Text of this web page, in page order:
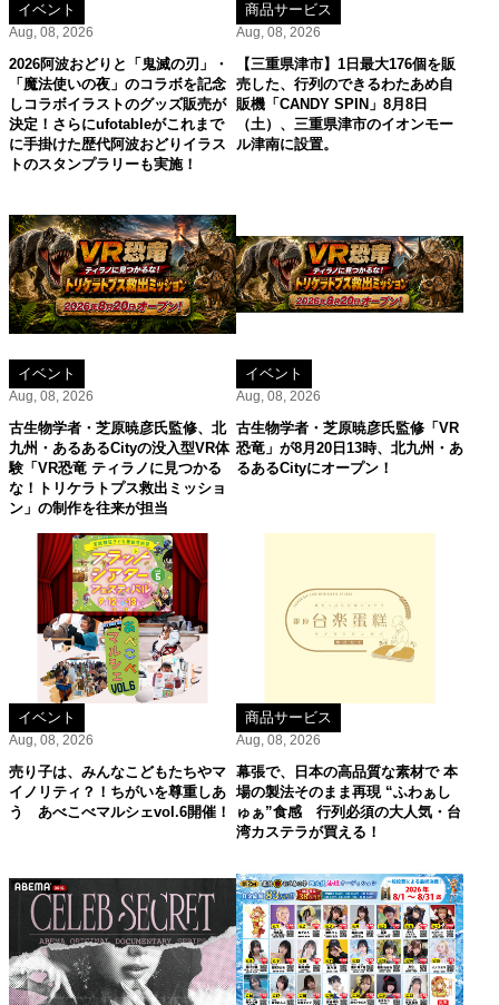
イベント
Aug, 08, 2026
2026阿波おどりと「鬼滅の刃」・
「魔法使いの夜」のコラボを記念
しコラボイラストのグッズ販売が
決定！さらにufotableがこれまで
に手掛けた歴代阿波おどりイラス
トのスタンプラリーも実施！
商品サービス
Aug, 08, 2026
【三重県津市】1日最大176個を販
売した、行列のできるわたあめ自
販機「CANDY SPIN」8月8日
（土）、三重県津市のイオンモー
ル津南に設置。
イベント
Aug, 08, 2026
古生物学者・芝原暁彦氏監修、北
九州・あるあるCityの没入型VR体
験「VR恐竜 ティラノに見つかる
な！トリケラトプス救出ミッショ
ン」の制作を往来が担当
イベント
Aug, 08, 2026
古生物学者・芝原暁彦氏監修「VR
恐竜」が8月20日13時、北九州・あ
るあるCityにオープン！
イベント
Aug, 08, 2026
売り子は、みんなこどもたちやマ
イノリティ？！ちがいを尊重しあ
う あべこべマルシェvol.6開催！
商品サービス
Aug, 08, 2026
幕張で、日本の高品質な素材で 本
場の製法そのまま再現 “ふわぁし
ゅぁ”食感 行列必須の大人気・台
湾カステラが買える！